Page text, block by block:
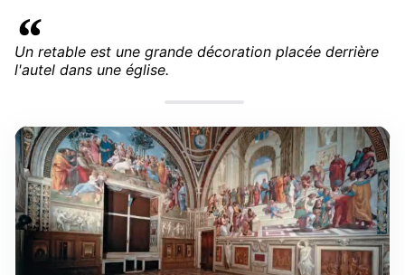
Un retable est une grande décoration placée derrière
l'autel dans une église.